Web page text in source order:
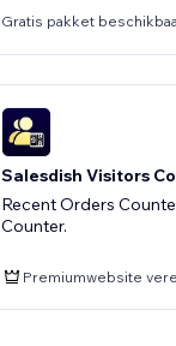
Gratis pakket
Salesdish Visitors
Recent Orders
Counter.
Premiumwebsite